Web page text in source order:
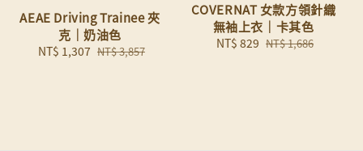
AEAE Driving Trainee 夾
克｜奶油色
Sale
NT$ 1,307 Regular
NT$ 3,857
COVERNAT 女款方領針織
無袖上衣｜卡其色
Sale
NT$ 829 Regular
NT$ 1,686